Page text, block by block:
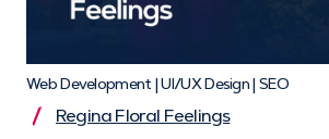
Web Development | UI/UX Design | SEO
Regina Floral Feelings